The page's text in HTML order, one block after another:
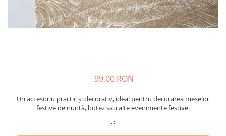
1 & 8 MARTIE
PAŞTE / EASTER
DELUXE LIGHT
99,00 RON
Un accesoriu practic și decorativ, ideal pentru decorarea meselor
festive de nuntă, botez sau alte evenimente festive.
.: